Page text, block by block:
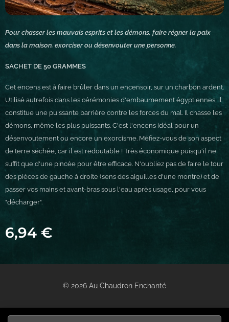
Pour chasser les mauvais esprits et les démons, faire régner la paix
dans la maison, exorciser ou désenvouter une personne.
SACHET DE 50 GRAMMES
Cet encens est à faire brûler dans un encensoir, sur un charbon ardent.
Utilisé autrefois dans les cérémonies d'embaumement égyptiennes, il
constitue une puissante barrière contre les forces du mal. Il chasse les
démons, même les plus puissants. C'est l'encens idéal pour un
désenvoutement ou encore un exorcisme. Méfiez-vous de son aspect
de terre séchée, car il est redoutable ! Très économique puisqu'il ne
suffit que d'une pincée pour être efficace. N'oubliez pas de faire le tour
des pièces de gauche à droite (sens des aiguilles d'une montre) et de
passer vos mains et avant-bras sous l'eau après usage, pour vous
"décharger".
6,94 €
© 2026 Au Chaudron Enchanté